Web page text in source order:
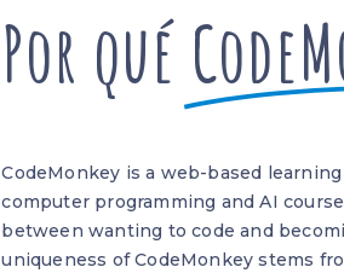
Por qué
CodeMonkey is a web-based
computer programming and AI
between wanting to code and
uniqueness of CodeMonkey stems